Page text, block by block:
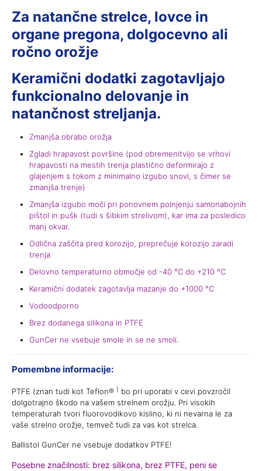
Za natančne strelce, lovce in
organe pregona, dolgocevno ali
ročno orožje
Keramični dodatki zagotavljajo
funkcionalno delovanje in
natančnost streljanja.
Zmanjša obrabo orožja
Zgladi hrapavost površine (pod obremenitvijo se vrhovi
hrapavosti na mestih trenja plastično deformirajo z
glajenjem s tokom z minimalno izgubo snovi, s čimer se
zmanjša trenje)
Zmanjša izgubo moči pri ponovnem polnjenju samonabojnih
pištol in pušk (tudi s šibkim strelivom), kar ima za posledico
manj okvar.
Odlična zaščita pred korozijo, preprečuje korozijo zaradi
trenja
Delovno temperaturno območje od -40 °C do +210 °C
Keramični dodatek zagotavlja mazanje do +1000 °C
Vodoodporno
Brez dodanega silikona in PTFE
GunCer ne vsebuje smole in se ne smoli.
Pomembne informacije:
PTFE (znan tudi kot Teflon® ) bo pri uporabi v cevi povzročil
dolgotrajno škodo na vašem strelnem orožju. Pri visokih
temperaturah tvori fluorovodikovo kislino, ki ni nevarna le za
vaše strelno orožje, temveč tudi za vas kot strelca.
Ballistol GunCer ne vsebuje dodatkov PTFE!
Posebne značilnosti: brez silikona, brez PTFE, peni se